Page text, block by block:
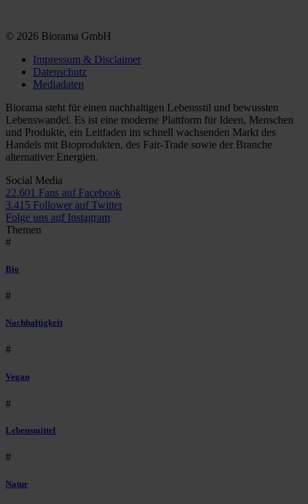
© 2026 Biorama GmbH
Impressum & Disclaimer
Datenschutz
Mediadaten
Biorama steht für einen nachhaltigen Lebensstil und bewussten
Lebenswandel. Es ist eine moderne Plattform für Ideen, Menschen
und Produkte, ein Leitfaden im schnell wachsenden Markt des
Handels mit Bioprodukten, des Fair-Trade sowie der Branche
alternativer Energien.
Social Media
22.601 Fans auf Facebook
3.415 Follower auf Twitter
Folge uns auf Instagram
Themen
#
Bio
#
Nachhaltigkeit
#
Vegan
#
Lebensmittel
#
Natur